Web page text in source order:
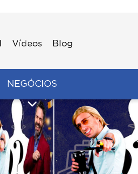
Vídeos Blog
NEGÓCIOS